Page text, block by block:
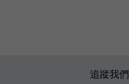
追蹤我們